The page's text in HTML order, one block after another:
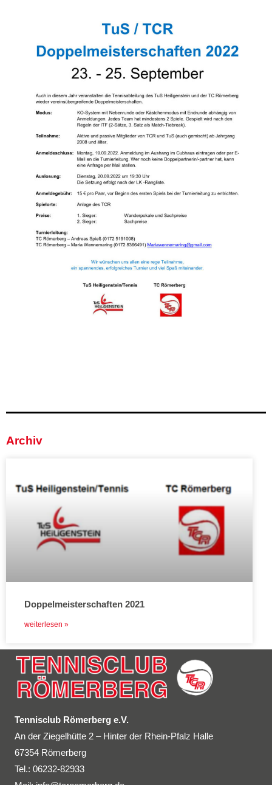
Archiv
Doppelmeisterschaften 2021
weiterlesen »
Tennisclub Römerberg e.V.
An der Ziegelhütte 2 – Hinter der Rhein-Pfalz Halle
67354 Römerberg
Tel.: 06232-82933